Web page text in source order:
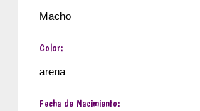
Macho
Color:
arena
Fecha de Nacimiento: